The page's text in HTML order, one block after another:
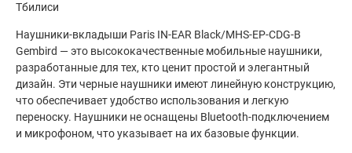
Тбилиси
Наушники-вкладыши Paris IN-EAR Black/MHS-EP-CDG-B
Gembird — это высококачественные мобильные наушники,
разработанные для тех, кто ценит простой и элегантный
дизайн. Эти черные наушники имеют линейную конструкцию,
что обеспечивает удобство использования и легкую
переноску. Наушники не оснащены Bluetooth-подключением
и микрофоном, что указывает на их базовые функции.